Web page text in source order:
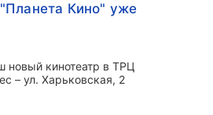
Кино" уже
новый кинотеатр в ТРЦ
– ул. Харьковская, 2